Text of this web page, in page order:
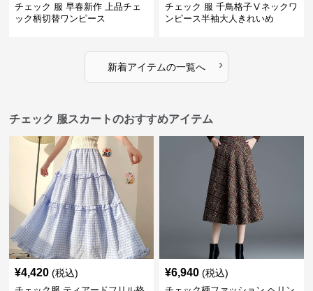
チェック 服 早春新作 上品チェ
ック柄切替ワンピース
チェック 服 千鳥格子Ⅴネックワ
ンピース半袖大人きれいめ
新着アイテムの一覧へ ›
チェック 服スカートのおすすめアイテム
¥4,420 (税込) ¥6,940 (税込)